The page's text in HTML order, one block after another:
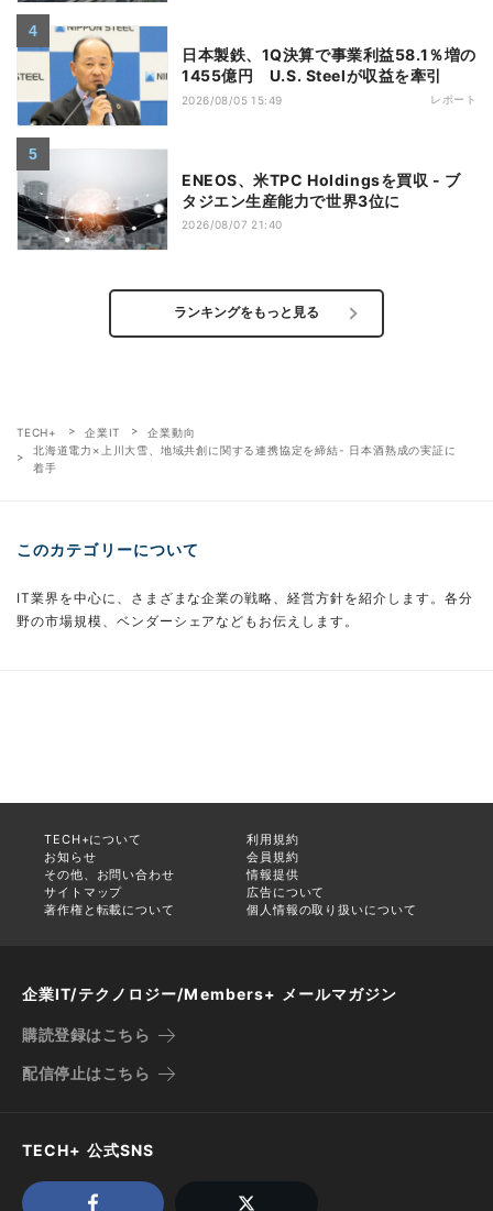
日本製鉄、1Q決算で事業利益58.1％増の
1455億円 U.S. Steelが収益を牽引
2026/08/05 15:49 レポート
ENEOS、米TPC Holdingsを買収 - ブ
タジエン生産能力で世界3位に
2026/08/07 21:40
ランキングをもっと見る
TECH+ 企業IT
企業動向
北海道電力×上川大雪、地域共創に関する連携協定を締結- 日本酒熟成の実証に
着手
このカテゴリーについて
IT業界を中心に、さまざまな企業の戦略、経営方針を紹介します。各分
野の市場規模、ベンダーシェアなどもお伝えします。
TECH+について
利用規約
お知らせ
会員規約
その他、お問い合わせ
情報提供
サイトマップ
広告について
著作権と転載について
個人情報の取り扱いについて
企業IT/テクノロジー/Members+ メールマガジン
購読登録はこちら
配信停止はこちら
TECH+ 公式SNS